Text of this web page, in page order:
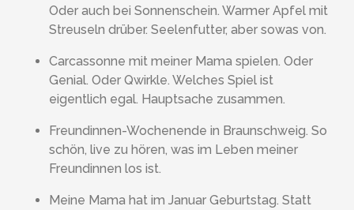
Oder auch bei Sonnenschein. Warmer Apfel mit
Streuseln drüber. Seelenfutter, aber sowas von.
Carcassonne mit meiner Mama spielen. Oder
Genial. Oder Qwirkle. Welches Spiel ist
eigentlich egal. Hauptsache zusammen.
Freundinnen-Wochenende in Braunschweig. So
schön, live zu hören, was im Leben meiner
Freundinnen los ist.
Meine Mama hat im Januar Geburtstag. Statt